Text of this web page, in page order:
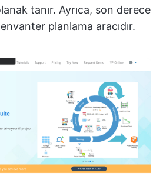
tanır. Ayrıca, son derece
planlama aracıdır.